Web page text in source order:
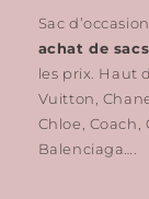
Sac
achat de
les prix. Haut
Vuitton,
Chloe, Coach,
Balenciaga….